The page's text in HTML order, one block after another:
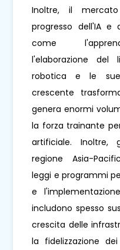
Inoltre, il
progresso dell'IA e
come
l'elaborazione del
robotica e le sue
crescente
genera enormi
la forza trainante
artificiale. Inoltre,
regione Asia-
leggi e programmi
e
includono spesso
crescita delle
la fidelizzazione